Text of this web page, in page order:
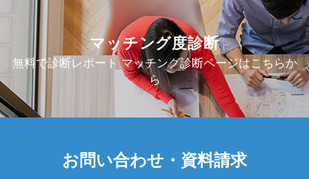
マッチング度診断
無料で診断レポート マッチング診断ページはこちらか
ら
お問い合わせ・資料請求